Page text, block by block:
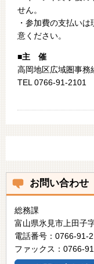
せん。
・参加費の支払い
意ください。
■主 催
高岡地区広域圏事務
TEL 0766-91-2101
お問い合わせ
総務課
富山県氷見市上田子
電話番号：0766-91-
ファックス：0766-